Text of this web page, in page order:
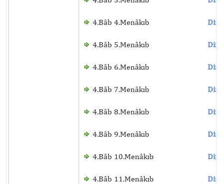
4.Bâb 4.Menâkıb
4.Bâb 5.Menâkıb
4.Bâb 6.Menâkıb
4.Bâb 7.Menâkıb
4.Bâb 8.Menâkıb
4.Bâb 9.Menâkıb
4.Bâb 10.Menâkıb
4.Bâb 11.Menâkıb